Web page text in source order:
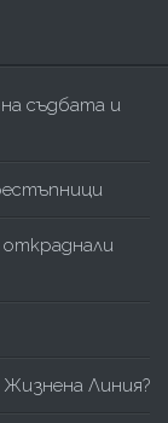
на съдбата и
откраднали
Линия?